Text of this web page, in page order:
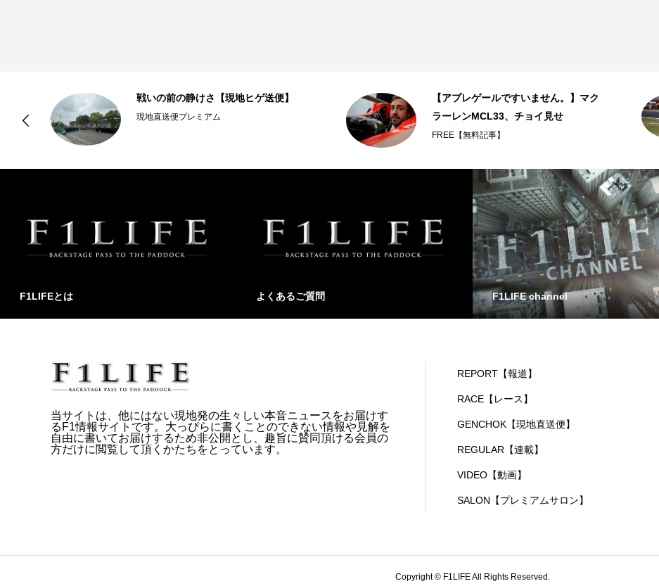
戦いの前の静けさ【現地ヒゲ送便】
現地直送便プレミアム
【アプレゲールですいません。】マク
ラーレンMCL33、チョイ見せ
FREE【無料記事】
F1LIFEとは よくあるご質問 F1LIFE channel
当サイトは、他にはない現地発の生々しい本音ニュースをお届けす
るF1情報サイトです。大っぴらに書くことのできない情報や見解を
自由に書いてお届けするため非公開とし、趣旨に賛同頂ける会員の
方だけに閲覧して頂くかたちをとっています。
REPORT【報道】
RACE【レース】
GENCHOK【現地直送便】
REGULAR【連載】
VIDEO【動画】
SALON【プレミアムサロン】
Copyright © F1LIFE All Rights Reserved.